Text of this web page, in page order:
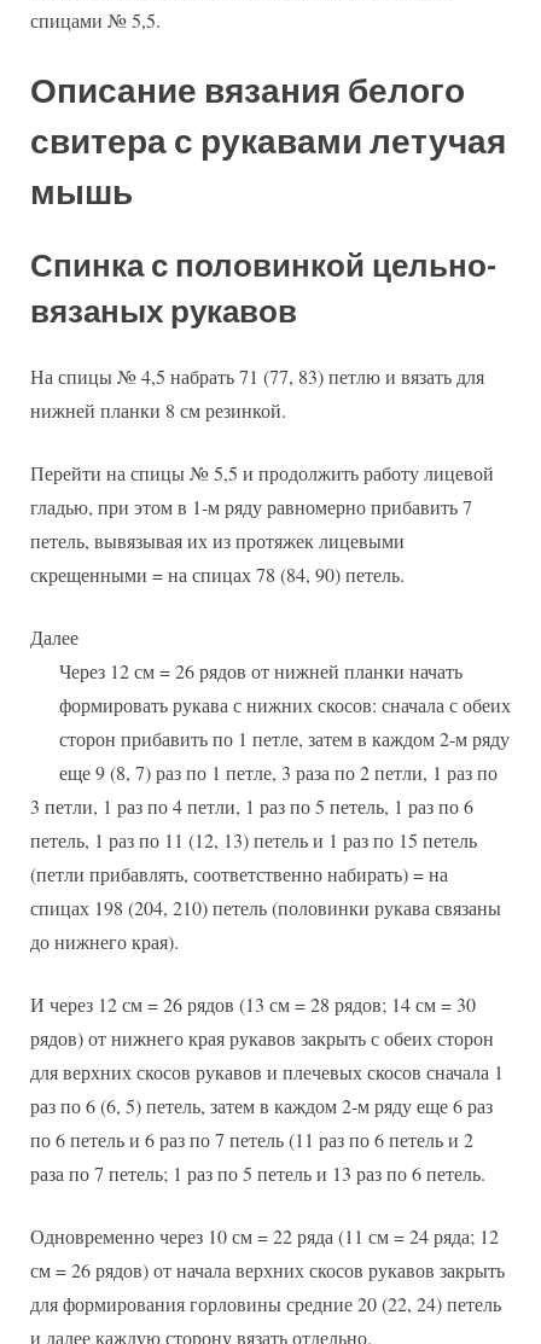
спицами № 5,5.
Описание вязания белого
свитера с рукавами летучая
мышь
Спинка с половинкой цельно-
вязаных рукавов
На спицы № 4,5 набрать 71 (77, 83) петлю и вязать для
нижней планки 8 см резинкой.
Перейти на спицы № 5,5 и продолжить работу лицевой
гладью, при этом в 1-м ряду равномерно прибавить 7
петель, вывязывая их из протяжек лицевыми
скрещенными = на спицах 78 (84, 90) петель.
Далее
Через 12 см = 26 рядов от нижней планки начать
формировать рукава с нижних скосов: сначала с обеих
сторон прибавить по 1 петле, затем в каждом 2-м ряду
еще 9 (8, 7) раз по 1 петле, 3 раза по 2 петли, 1 раз по
3 петли, 1 раз по 4 петли, 1 раз по 5 петель, 1 раз по 6
петель, 1 раз по 11 (12, 13) петель и 1 раз по 15 петель
(петли прибавлять, соответственно набирать) = на
спицах 198 (204, 210) петель (половинки рукава связаны
до нижнего края).
И через 12 см = 26 рядов (13 см = 28 рядов; 14 см = 30
рядов) от нижнего края рукавов закрыть с обеих сторон
для верхних скосов рукавов и плечевых скосов сначала 1
раз по 6 (6, 5) петель, затем в каждом 2-м ряду еще 6 раз
по 6 петель и 6 раз по 7 петель (11 раз по 6 петель и 2
раза по 7 петель; 1 раз по 5 петель и 13 раз по 6 петель.
Одновременно через 10 см = 22 ряда (11 см = 24 ряда; 12
см = 26 рядов) от начала верхних скосов рукавов закрыть
для формирования горловины средние 20 (22, 24) петель
и далее каждую сторону вязать отдельно.